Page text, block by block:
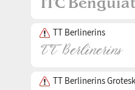
TT Berlinerins
TT Berlinerins Grotesk